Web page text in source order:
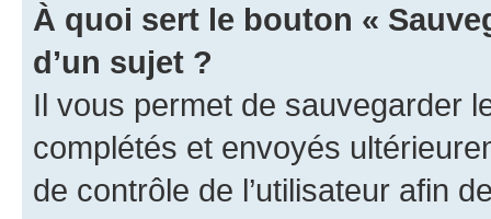
À quoi sert le bouton «
d’un sujet ?
Il vous permet de sauvegarder
complétés et envoyés
de contrôle de l’utilisateur afin